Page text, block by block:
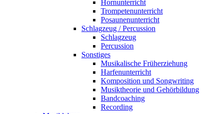
Hornunterricht
Trompetenunterricht
Posaunenunterricht
Schlagzeug / Percussion
Schlagzeug
Percussion
Sonstiges
Musikalische Früherziehung
Harfenunterricht
Komposition und Songwriting
Musiktheorie und Gehörbildung
Bandcoaching
Recording